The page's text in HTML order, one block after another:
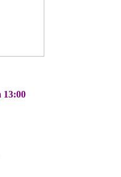
13:00